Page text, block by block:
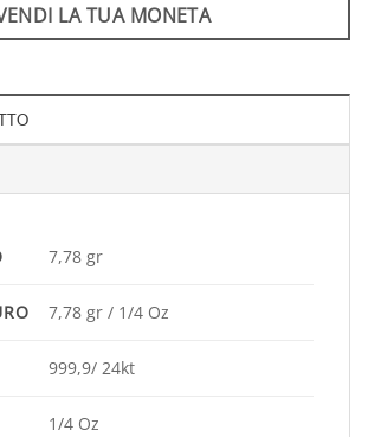
LA TUA MONETA
7,78 gr
7,78 gr / 1/4 Oz
999,9/ 24kt
1/4 Oz